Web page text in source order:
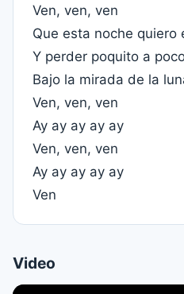
Ven, ven, ven
Que esta noche
Y perder poquito a
Bajo la mirada de la
Ven, ven, ven
Ay ay ay ay ay
Ven, ven, ven
Ay ay ay ay ay
Ven
Video